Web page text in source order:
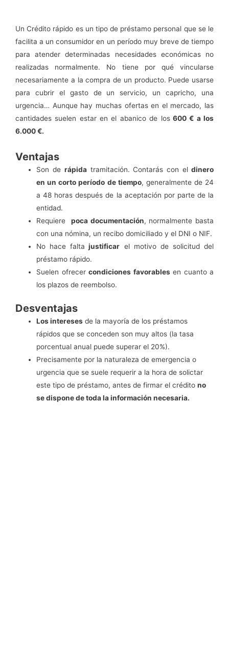
Un Crédito rápido es un tipo de préstamo personal que se le
facilita a un consumidor en un período muy breve de tiempo
para atender determinadas necesidades económicas no
realizadas normalmente. No tiene por qué vincularse
necesariamente a la compra de un producto. Puede usarse
para cubrir el gasto de un servicio, un capricho, una
urgencia… Aunque hay muchas ofertas en el mercado, las
cantidades suelen estar en el abanico de los600 € a los
6.000 €.
Ventajas
Son de rápidatramitación. Contarás con el dinero
en un corto período de tiempo, generalmente de 24
a 48 horas después de la aceptación por parte de la
entidad.
Requierepoca documentación, normalmente basta
con una nómina, un recibo domiciliado y el DNI o NIF.
No hace falta justificar el motivo de solicitud del
préstamo rápido.
Suelen ofrecercondiciones favorablesen cuanto a
los plazos de reembolso.
Desventajas
Los intereses de la mayoría de los préstamos
rápidos que se conceden son muy altos (la tasa
porcentual anual puede superar el 20%).
Precisamente por la naturaleza de emergencia o
urgencia que se suele requerir a la hora de solictar
este tipo de préstamo, antes de firmar el créditono
se dispone de toda la información necesaria.